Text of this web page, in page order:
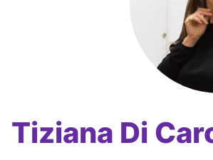
Tiziana Di